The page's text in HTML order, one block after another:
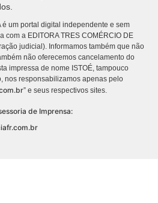
é um portal digital independente e sem
com a EDITORA TRES COMÉRCIO DE
judicial). Informamos também que não
não oferecemos cancelamento do
impressa de nome ISTOÉ, tampouco
nos responsabilizamos apenas pelo
” e seus respectivos sites.
de Imprensa: